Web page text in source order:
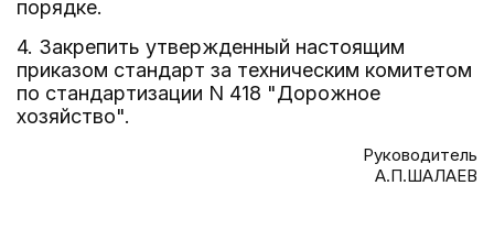
порядке.
4. Закрепить утвержденный настоящим
приказом стандарт за техническим комитетом
по стандартизации N 418 "Дорожное
хозяйство".
Руководитель
А.П.ШАЛАЕВ